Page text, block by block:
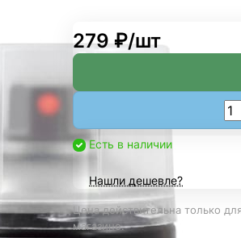
279 ₽/шт
Есть в наличии
Нашли дешевле?
Цена действительна только
магазине.